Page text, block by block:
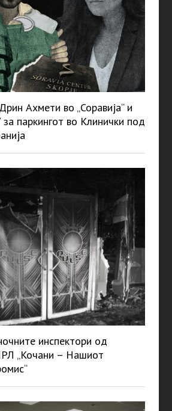
Ахмети во „Соравија“ и
за паркингот во Клинички под
инспектори од
„Кочани – Нашиот